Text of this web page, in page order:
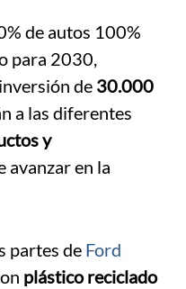
de autos 100%
para 2030,
de 30.000
a las diferentes
y
avanzar en la
partes de Ford
plástico reciclado